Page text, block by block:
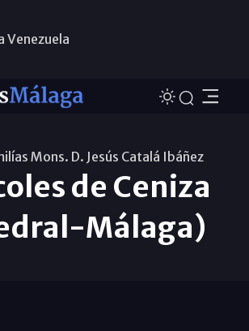
Venezuela
Mons. D. Jesús Catalá Ibáñez
de Ceniza
Málaga)